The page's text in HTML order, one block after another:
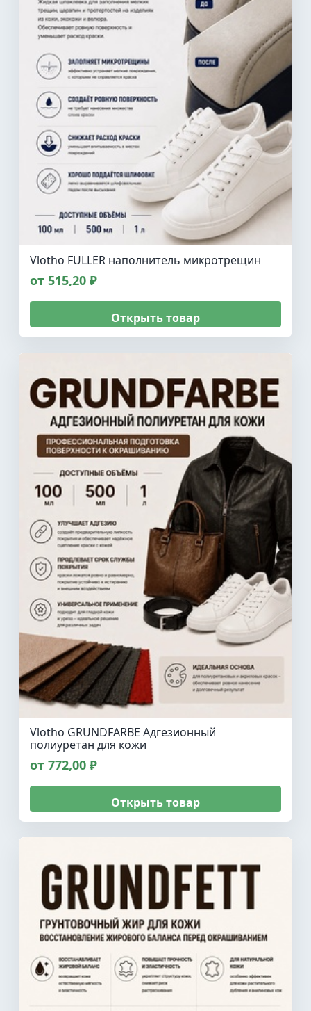
Vlotho FULLER наполнитель микротрещин
от 515,20 ₽
Открыть товар
Vlotho GRUNDFARBE Адгезионный
полиуретан для кожи
от 772,00 ₽
Открыть товар